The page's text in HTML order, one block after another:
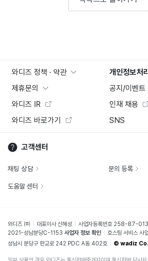
와디즈 정책 · 약관
개인정보처
제휴문의
공지/이벤트
와디즈 IR
인재 채용
와디즈 바로가기
SNS
고객센터
채팅 상담 문의 등록
도움말 센터
와디즈 ㈜ 대표이사 신혜성 사업자등록번호 258-87-
2021-성남분당C-1153 사업자 정보 확인 호스팅 서비스 사
성남시 분당구 판교로 242 PDC A동 402호
© wadiz